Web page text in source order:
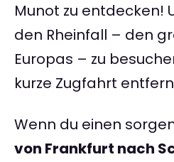
Munot zu entdecken!
den Rheinfall – den
Europas – zu
kurze Zugfahrt
Wenn du einen
von Frankfurt nach